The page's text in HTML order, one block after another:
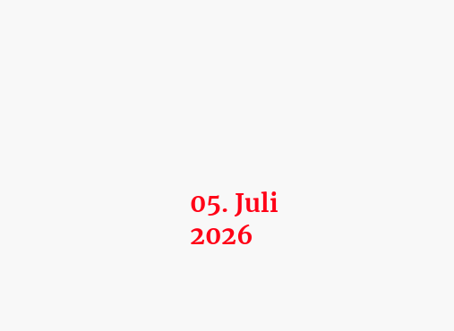
05. Juli
2026